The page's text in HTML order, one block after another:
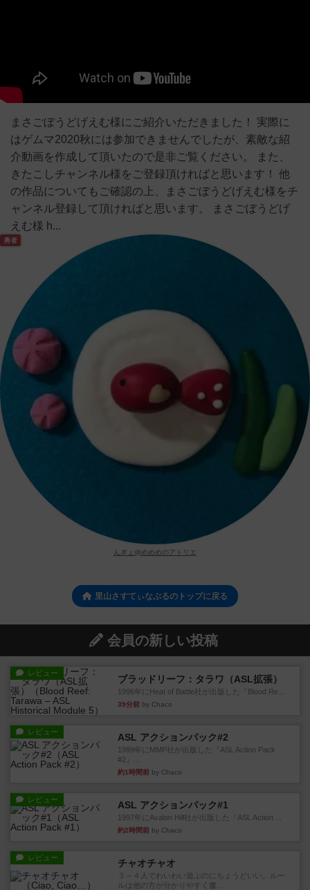
まさごぼうどげえむ様にご紹介いただきました！ 実際に
はゲムマ2020秋には参加できませんでしたが、素敵な紹
介動画を作成して頂いたので是非ご覧ください。 また、
きたこしチャンネル様をご登録頂ければと思います！ 他
の作品についてもご確認の上、まさごぼうどげえむ様をチ
ャンネル登録して頂ければと思います。 まさごぼうどげ
えむ様 h...
勇者
んぎょ@めめめのアトリエ
里山さすてぃなぶるのトップに戻る
会員の新しい投稿
レビュー
ブラッドリーフ：タラワ（ASL拡張）
1996年にHeat of Battle社が出版した『Blood Re...
39分前 by Chaco
レビュー ASL アクションパック#2
1999年にMMP社が出版した『ASL Action Pack
#2』...
約1時間前 by Chaco
レビュー ASL アクションパック#1
1997年にAvalon Hill社が出版した『ASL Action ...
約2時間前 by Chaco
レビュー チャオチャオ
３～４人でわいわい遊ぶのにちょうどいい。ルー
ルは他の方が分かりやすく書...